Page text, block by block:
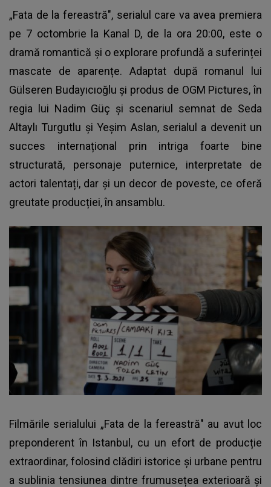
„Fata de la fereastră", serialul care va avea premiera
pe 7 octombrie la Kanal D, de la ora 20:00, este o
dramă romantică și o explorare profundă a suferinței
mascate de aparențe. Adaptat după romanul lui
Gülseren Budayıcıoğlu și produs de OGM Pictures, în
regia lui Nadim Güç și scenariul semnat de Seda
Altaylı Turgutlu și Yeşim Aslan, serialul a devenit un
succes internațional prin intriga foarte bine
structurată, personaje puternice, interpretate de
actori talentați, dar și un decor de poveste, ce oferă
greutate producției, în ansamblu.
Filmările serialului „Fata de la fereastră" au avut loc
preponderent în Istanbul, cu un efort de producție
extraordinar, folosind clădiri istorice și urbane pentru
a sublinia tensiunea dintre frumusețea exterioară și